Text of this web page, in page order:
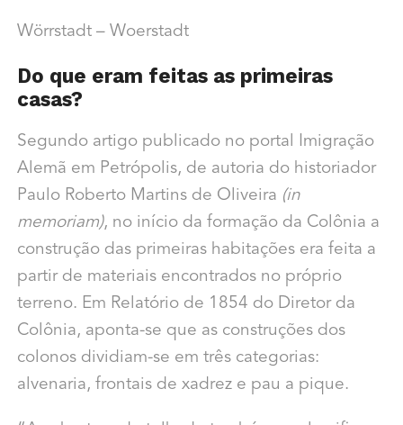
Wörrstadt – Woerstadt
Do que eram feitas as primeiras
casas?
Segundo artigo publicado no portal Imigração
Alemã em Petrópolis, de autoria do historiador
Paulo Roberto Martins de Oliveira (in
memoriam), no início da formação da Colônia a
construção das primeiras habitações era feita a
partir de materiais encontrados no próprio
terreno. Em Relatório de 1854 do Diretor da
Colônia, aponta-se que as construções dos
colonos dividiam-se em três categorias:
alvenaria, frontais de xadrez e pau a pique.